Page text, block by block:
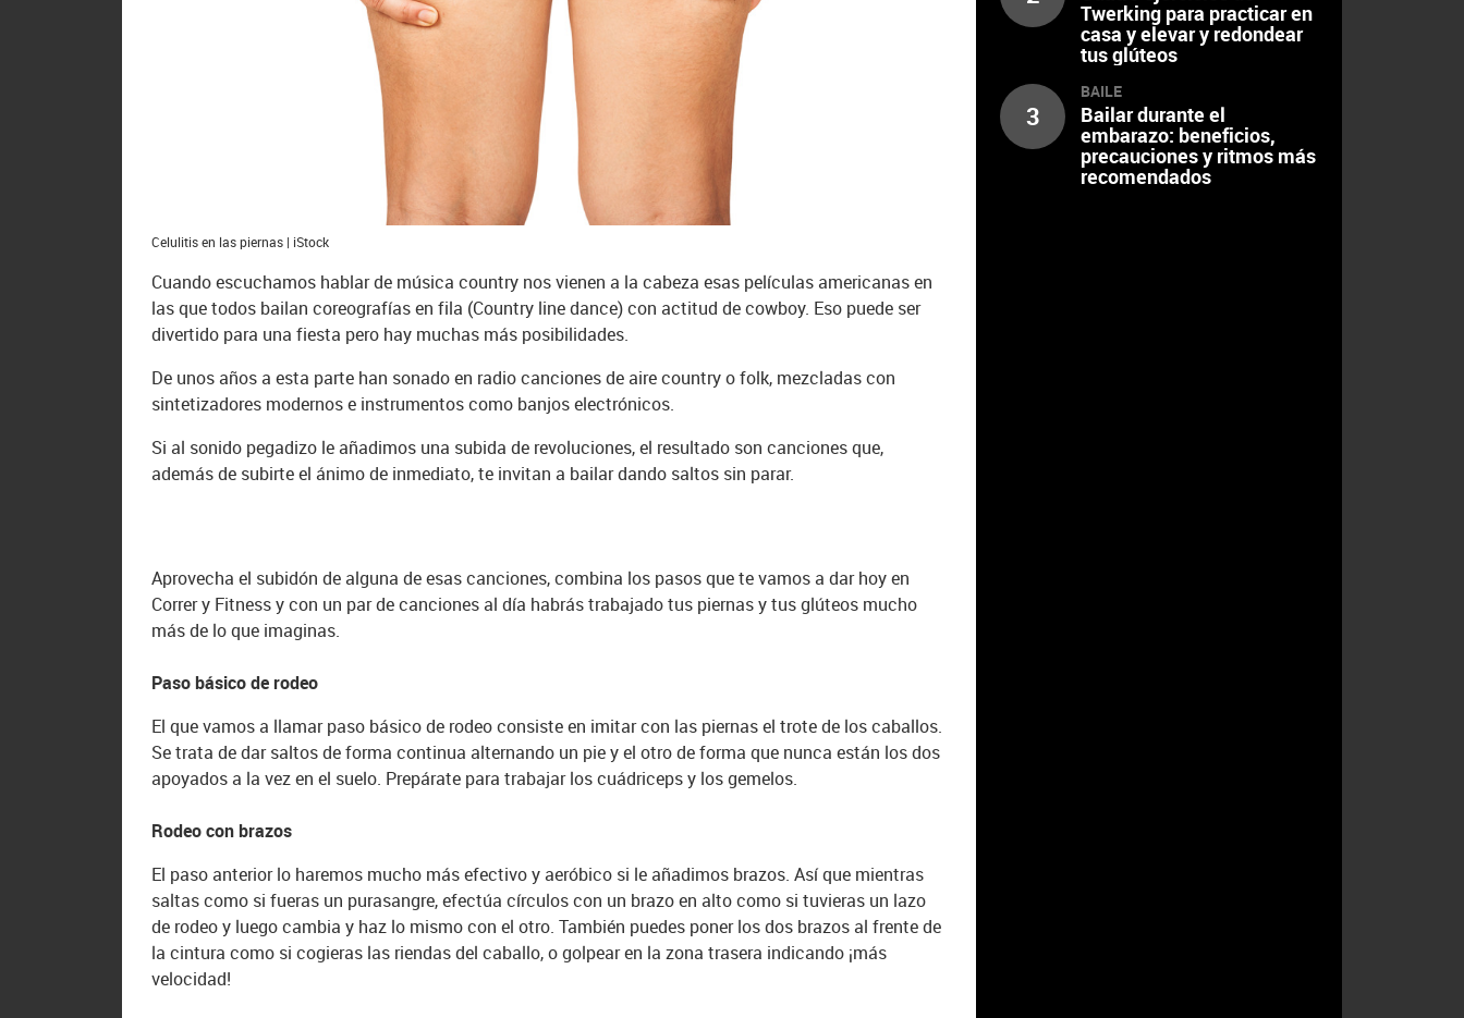
Celulitis en las piernas | iStock
Cuando escuchamos hablar de música country nos vienen a la cabeza esas películas americanas en
las que todos bailan coreografías en fila (Country line dance) con actitud de cowboy. Eso puede ser
divertido para una fiesta pero hay muchas más posibilidades.
De unos años a esta parte han sonado en radio canciones de aire country o folk, mezcladas con
sintetizadores modernos e instrumentos como banjos electrónicos.
Si al sonido pegadizo le añadimos una subida de revoluciones, el resultado son canciones que,
además de subirte el ánimo de inmediato, te invitan a bailar dando saltos sin parar.
Aprovecha el subidón de alguna de esas canciones, combina los pasos que te vamos a dar hoy en
Correr y Fitness y con un par de canciones al día habrás trabajado tus piernas y tus glúteos mucho
más de lo que imaginas.
Paso básico de rodeo
El que vamos a llamar paso básico de rodeo consiste en imitar con las piernas el trote de los caballos.
Se trata de dar saltos de forma continua alternando un pie y el otro de forma que nunca están los dos
apoyados a la vez en el suelo. Prepárate para trabajar los cuádriceps y los gemelos.
Rodeo con brazos
El paso anterior lo haremos mucho más efectivo y aeróbico si le añadimos brazos. Así que mientras
saltas como si fueras un purasangre, efectúa círculos con un brazo en alto como si tuvieras un lazo
de rodeo y luego cambia y haz lo mismo con el otro. También puedes poner los dos brazos al frente de
la cintura como si cogieras las riendas del caballo, o golpear en la zona trasera indicando ¡más
velocidad!
Twerking para practicar en
casa y elevar y redondear
tus glúteos
3
BAILE
Bailar durante el
embarazo: beneficios,
precauciones y ritmos más
recomendados